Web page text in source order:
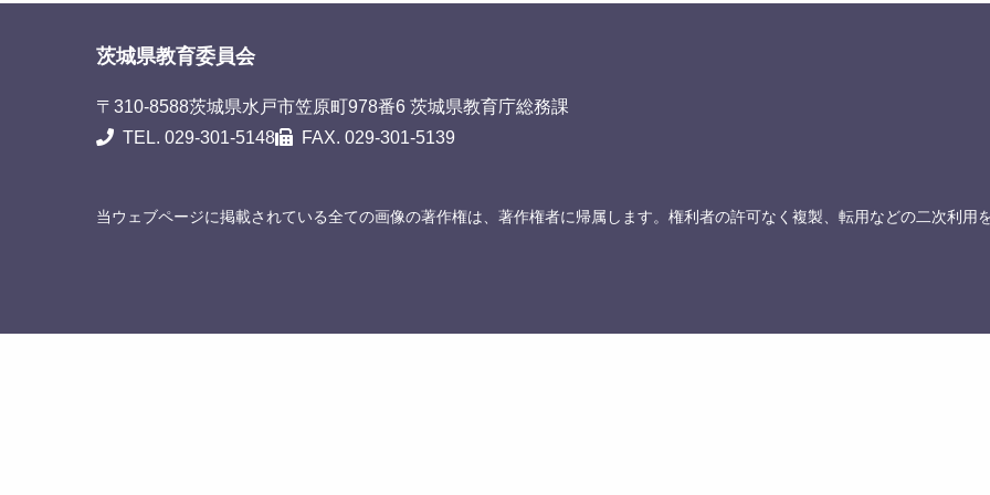
茨城県教育委員会
〒310-8588茨城県水戸市笠原町978番6 茨城県教育庁総務課
TEL. 029-301-5148
FAX. 029-301-5139
当ウェブページに掲載されている全ての画像の著作権は、著作権者に帰属します。権利者の許可なく複製、転用などの二次利用